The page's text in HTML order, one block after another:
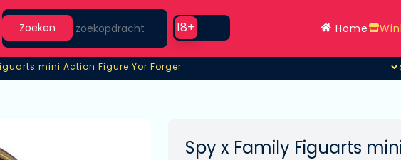
Search
Zoeken
Use setting
18+ Home
mini Action Figure Yor Forger
mini Action Figure Yor Forger
Spy x Family Figuarts